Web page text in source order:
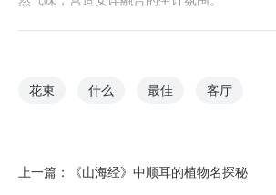
花束 什么 最佳 客厅
上一篇： 《山海经》中顺耳的植物名探秘